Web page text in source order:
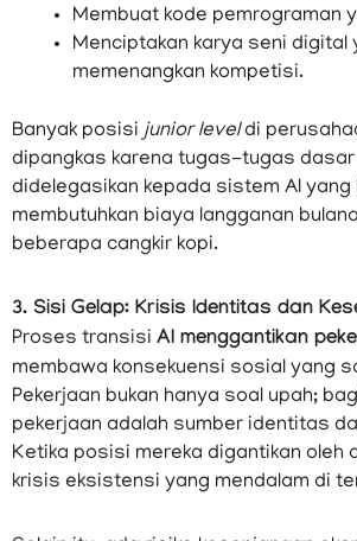
Membuat kode pemrograman
Menciptakan karya seni digital
memenangkan kompetisi.
Banyak posisi junior leveldi
dipangkas karena tugas-tugas dasar
didelegasikan kepada sistem AI yang
membutuhkan biaya langganan
beberapa cangkir kopi.
3. Sisi Gelap: Krisis Identitas dan
Proses transisi AI menggantikan
membawa konsekuensi sosial yang
Pekerjaan bukan hanya soal upah;
pekerjaan adalah sumber identitas
Ketika posisi mereka digantikan oleh
krisis eksistensi yang mendalam di